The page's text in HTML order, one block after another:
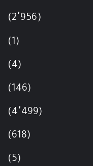
(2٬956)
(1)
(4)
(146)
(4٬499)
(618)
(5)